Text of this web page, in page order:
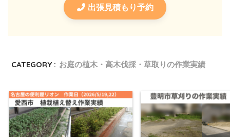
出張見積もり予約
CATEGORY : お庭の植木・高木伐採・草取りの作業実績